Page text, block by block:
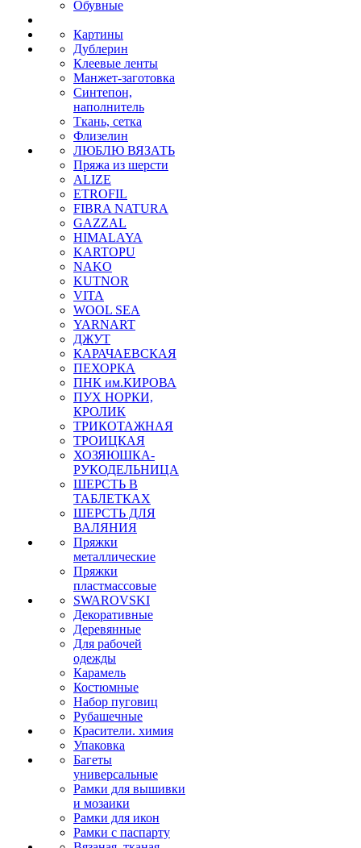
Обувные
Картины
Дублерин
Клеевые ленты
Манжет-заготовка
Синтепон,
наполнитель
Ткань, сетка
Флизелин
ЛЮБЛЮ ВЯЗАТЬ
Пряжа из шерсти
ALIZE
ETROFIL
FIBRA NATURA
GAZZAL
HIMALAYA
KARTOPU
NAKO
KUTNOR
VITA
WOOL SEA
YARNART
ДЖУТ
КАРАЧАЕВСКАЯ
ПЕХОРКА
ПНК им.КИРОВА
ПУХ НОРКИ,
КРОЛИК
ТРИКОТАЖНАЯ
ТРОИЦКАЯ
ХОЗЯЮШКА-
РУКОДЕЛЬНИЦА
ШЕРСТЬ В
ТАБЛЕТКАХ
ШЕРСТЬ ДЛЯ
ВАЛЯНИЯ
Пряжки
металлические
Пряжки
пластмассовые
SWAROVSKI
Декоративные
Деревянные
Для рабочей
одежды
Карамель
Костюмные
Набор пуговиц
Рубашечные
Красители. химия
Упаковка
Багеты
универсальные
Рамки для вышивки
и мозаики
Рамки для икон
Рамки с паспарту